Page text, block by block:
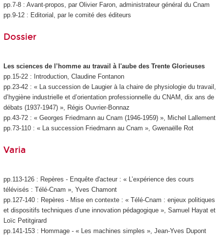
pp.7-8 : Avant-propos, par Olivier Faron, administrateur général du Cnam
pp.9-12 : Editorial, par le comité des éditeurs
Dossier
Les sciences de l’homme au travail à l'aube des Trente Glorieuses
pp.15-22 : Introduction, Claudine Fontanon
pp.23-42 : « La succession de Laugier à la chaire de physiologie du travail,
d’hygiène industrielle et d’orientation professionnelle du CNAM, dix ans de
débats (1937-1947) », Régis Ouvrier-Bonnaz
pp.43-72 : « Georges Friedmann au Cnam (1946-1959) », Michel Lallement
pp.73-110 : « La succession Friedmann au Cnam », Gwenaëlle Rot
Varia
pp.113-126 : Repères - Enquête d'acteur : « L’expérience des cours
télévisés : Télé-Cnam », Yves Chamont
pp.127-140 : Repères - Mise en contexte : « Télé-Cnam : enjeux politiques
et dispositifs techniques d’une innovation pédagogique », Samuel Hayat et
Loïc Petitgirard
pp.141-153 : Hommage - « Les machines simples », Jean-Yves Dupont